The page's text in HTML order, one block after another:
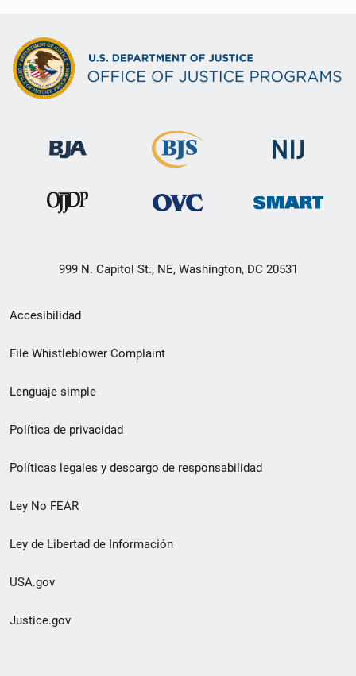
999 N. Capitol St., NE, Washington, DC 20531
Menú
de
de
pie
de
página
Accesibilidad
File Whistleblower Complaint
Lenguaje simple
Política de privacidad
Políticas legales y descargo de responsabilidad
Ley No FEAR
Ley de Libertad de Información
USA.gov
Justice.gov